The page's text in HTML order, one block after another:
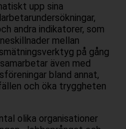
upp sina
andra indikatorer, som
mellan
på gång
även med
bland annat,
och öka tryggheten
olika organisationer